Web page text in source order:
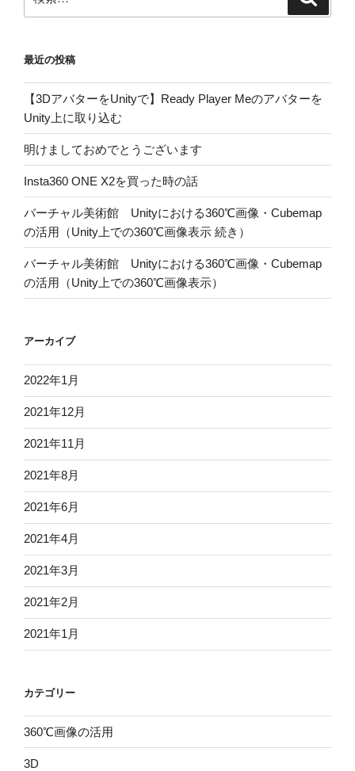
索:
最近の投稿
【3DアバターをUnityで】Ready Player Meのアバターを
Unity上に取り込む
明けましておめでとうございます
Insta360 ONE X2を買った時の話
バーチャル美術館 Unityにおける360℃画像・Cubemap
の活用（Unity上での360℃画像表示 続き）
バーチャル美術館 Unityにおける360℃画像・Cubemap
の活用（Unity上での360℃画像表示）
アーカイブ
2022年1月
2021年12月
2021年11月
2021年8月
2021年6月
2021年4月
2021年3月
2021年2月
2021年1月
カテゴリー
360℃画像の活用
3D